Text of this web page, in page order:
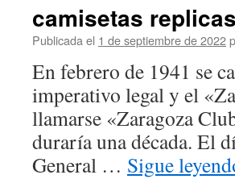
baratas
camisetas
Publicada el 1 de septiembre de 2022
En febrero de 1941 se
imperativo legal y el
llamarse «Zaragoza
duraría una década. El
General … Sigue